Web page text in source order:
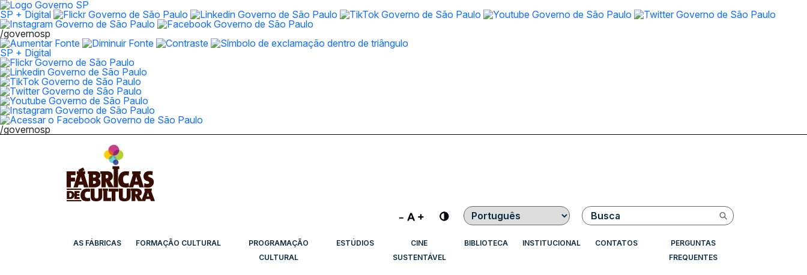
SP + Digital
/governosp
SP + Digital
/governosp
Contraste Buscar
AS FÁBRICAS FORMAÇÃO CULTURAL
PROGRAMAÇÃO
CULTURAL
ESTÚDIOS
CINE
SUSTENTÁVEL
BIBLIOTECA INSTITUCIONAL CONTATOS
PERGUNTAS
FREQUENTES